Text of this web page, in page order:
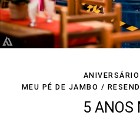
MEU PÉ DE JAMBO /
5 ANOS